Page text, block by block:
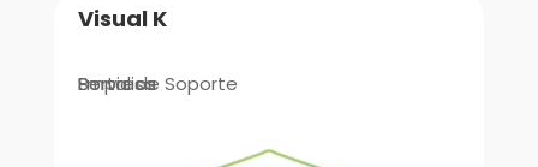
Visual K
Empresa
Portal de Soporte
Servicios